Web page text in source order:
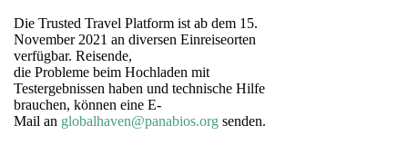
Die Trusted Travel Platform ist ab dem 15.
November 2021 an diversen Einreiseorten
verfügbar. Reisende,
die Probleme beim Hochladen mit
Testergebnissen haben und technische Hilfe
brauchen, können eine E-
Mail an globalhaven@panabios.org senden.